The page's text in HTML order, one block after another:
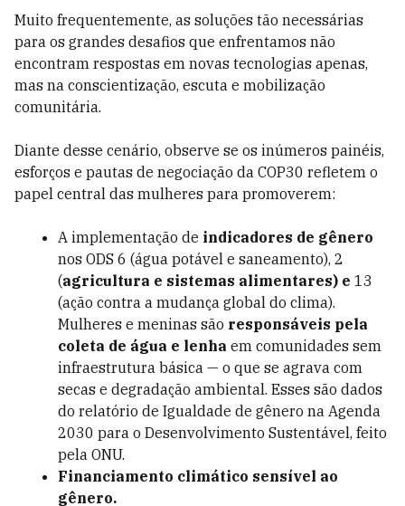
Muito frequentemente, as soluções tão necessárias
para os grandes desafios que enfrentamos não
encontram respostas em novas tecnologias apenas,
mas na conscientização, escuta e mobilização
comunitária.
Diante desse cenário, observe se os inúmeros painéis,
esforços e pautas de negociação da COP30 refletem o
papel central das mulheres para promoverem:
A implementação de indicadores de gênero
nos ODS 6 (água potável e saneamento), 2
(agricultura e sistemas alimentares) e 13
(ação contra a mudança global do clima).
Mulheres e meninas são responsáveis pela
coleta de água e lenha em comunidades sem
infraestrutura básica — o que se agrava com
secas e degradação ambiental. Esses são dados
do relatório de Igualdade de gênero na Agenda
2030 para o Desenvolvimento Sustentável, feito
pela ONU.
Financiamento climático sensível ao
gênero.